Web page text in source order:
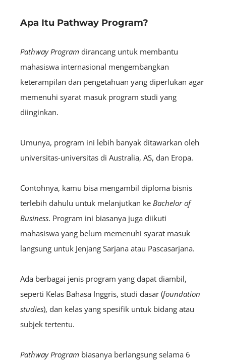
Apa Itu Pathway Program?
Pathway Program dirancang untuk membantu
mahasiswa internasional mengembangkan
keterampilan dan pengetahuan yang diperlukan agar
memenuhi syarat masuk program studi yang
diinginkan.
Umunya, program ini lebih banyak ditawarkan oleh
universitas-universitas di Australia, AS, dan Eropa.
Contohnya, kamu bisa mengambil diploma bisnis
terlebih dahulu untuk melanjutkan ke Bachelor of
Business. Program ini biasanya juga diikuti
mahasiswa yang belum memenuhi syarat masuk
langsung untuk Jenjang Sarjana atau Pascasarjana.
Ada berbagai jenis program yang dapat diambil,
seperti Kelas Bahasa Inggris, studi dasar (foundation
studies), dan kelas yang spesifik untuk bidang atau
subjek tertentu.
Pathway Program biasanya berlangsung selama 6